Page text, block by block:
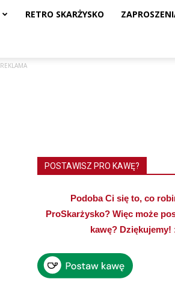
RETRO SKARŻYSKO
REKLAMA
POSTAWISZ PRO KAWĘ?
Podoba Ci się to, co
ProSkarżysko? Więc może
kawę? Dziękujemy!